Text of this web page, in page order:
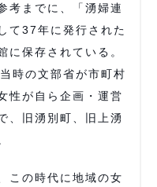
考までに、「湧婦連
て37年に発行された
に保存されている。
時の文部省が市町村
性が自ら企画・運営
、旧湧別町、旧上湧
この時代に地域の女